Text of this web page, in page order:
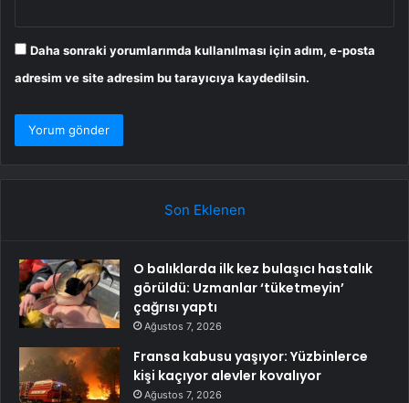
Daha sonraki yorumlarımda kullanılması için adım, e-posta
adresim ve site adresim bu tarayıcıya kaydedilsin.
Son Eklenen
O balıklarda ilk kez bulaşıcı hastalık
görüldü: Uzmanlar ‘tüketmeyin’
çağrısı yaptı
Ağustos 7, 2026
Fransa kabusu yaşıyor: Yüzbinlerce
kişi kaçıyor alevler kovalıyor
Ağustos 7, 2026